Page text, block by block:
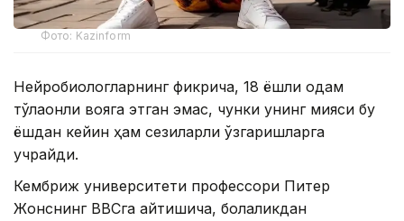
Фото: Kazinform
Нейробиологларнинг фикрича, 18 ёшли одам
тўлақонли вояга этган эмас, чунки унинг мияси бу
ёшдан кейин ҳам сезиларли ўзгаришларга
учрайди.
Кембриж университети профессори Питер
Жонснинг BBCга айтишича, болаликдан